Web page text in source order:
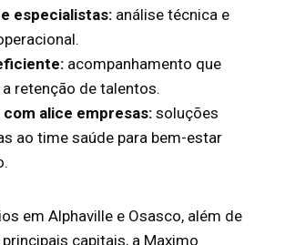
especialistas: análise técnica e
acompanhamento que
retenção de talentos.
com alice empresas: soluções
ao time saúde para bem-estar
em Alphaville e Osasco, além de
capitais, a Maximo